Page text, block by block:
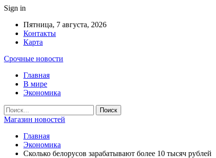
Sign in
Пятница, 7 августа, 2026
Контакты
Карта
Срочные новости
Главная
В мире
Экономика
Магазин новостей
Главная
Экономика
Сколько белорусов зарабатывают более 10 тысяч рублей